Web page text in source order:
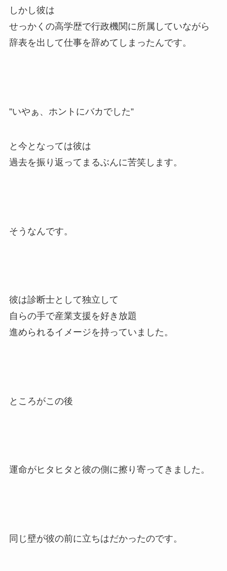
しかし彼は
せっかくの高学歴で行政機関に所属していながら
辞表を出して仕事を辞めてしまったんです。
”いやぁ、ホントにバカでした”
と今となっては彼は
過去を振り返ってまるぶんに苦笑します。
そうなんです。
彼は診断士として独立して
自らの手で産業支援を好き放題
進められるイメージを持っていました。
ところがこの後
運命がヒタヒタと彼の側に擦り寄ってきました。
同じ壁が彼の前に立ちはだかったのです。